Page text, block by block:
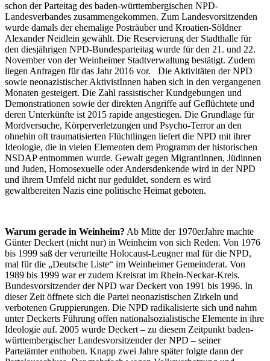
schon der Parteitag des baden-württembergischen NPD-
Landesverbandes zusammengekommen. Zum Landesvorsitzenden
wurde damals der ehemalige Posträuber und Kroatien-Söldner
Alexander Neidlein gewählt. Die Reservierung der Stadthalle für
den diesjährigen NPD-Bundesparteitag wurde für den 21. und 22.
November von der Weinheimer Stadtverwaltung bestätigt. Zudem
liegen Anfragen für das Jahr 2016 vor. Die Aktivitäten der NPD
sowie neonazistischer AktivistInnen haben sich in den vergangenen
Monaten gesteigert. Die Zahl rassistischer Kundgebungen und
Demonstrationen sowie der direkten Angriffe auf Geflüchtete und
deren Unterkünfte ist 2015 rapide angestiegen. Die Grundlage für
Mordversuche, Körperverletzungen und Psycho-Terror an den
ohnehin oft traumatisierten Flüchtlingen liefert die NPD mit ihrer
Ideologie, die in vielen Elementen dem Programm der historischen
NSDAP entnommen wurde. Gewalt gegen MigrantInnen, Jüdinnen
und Juden, Homosexuelle oder Andersdenkende wird in der NPD
und ihrem Umfeld nicht nur geduldet, sondern es wird
gewaltbereiten Nazis eine politische Heimat geboten.
Warum gerade in Weinheim? Ab Mitte der 1970erJahre machte
Günter Deckert (nicht nur) in Weinheim von sich Reden. Von 1976
bis 1999 saß der verurteilte Holocaust-Leugner mal für die NPD,
mal für die „Deutsche Liste“ im Weinheimer Gemeinderat. Von
1989 bis 1999 war er zudem Kreisrat im Rhein-Neckar-Kreis.
Bundesvorsitzender der NPD war Deckert von 1991 bis 1996. In
dieser Zeit öffnete sich die Partei neonazistischen Zirkeln und
verbotenen Gruppierungen. Die NPD radikalisierte sich und nahm
unter Deckerts Führung offen nationalsozialistische Elemente in ihre
Ideologie auf. 2005 wurde Deckert – zu diesem Zeitpunkt baden-
württembergischer Landesvorsitzender der NPD – seiner
Parteiämter enthoben. Knapp zwei Jahre später folgte dann der